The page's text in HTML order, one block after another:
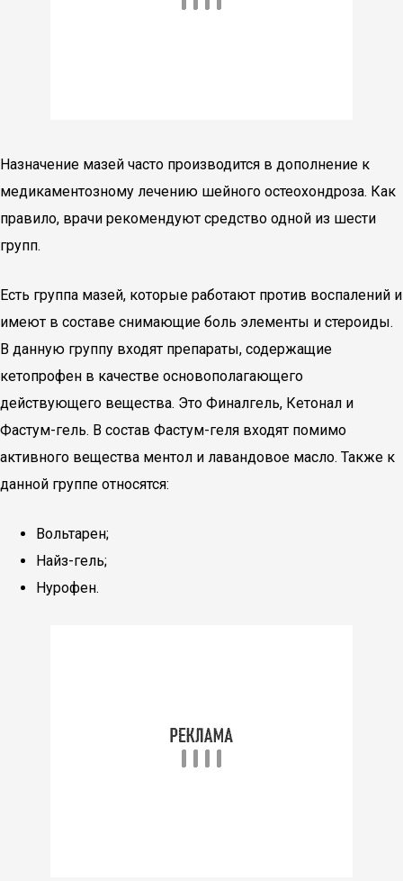
Назначение мазей часто производится в дополнение к
медикаментозному лечению шейного остеохондроза. Как
правило, врачи рекомендуют средство одной из шести
групп.
Есть группа мазей, которые работают против воспалений и
имеют в составе снимающие боль элементы и стероиды.
В данную группу входят препараты, содержащие
кетопрофен в качестве основополагающего
действующего вещества. Это Финалгель, Кетонал и
Фастум-гель. В состав Фастум-геля входят помимо
активного вещества ментол и лавандовое масло. Также к
данной группе относятся:
Вольтарен;
Найз-гель;
Нурофен.